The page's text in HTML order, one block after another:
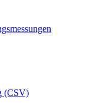
(CSV)